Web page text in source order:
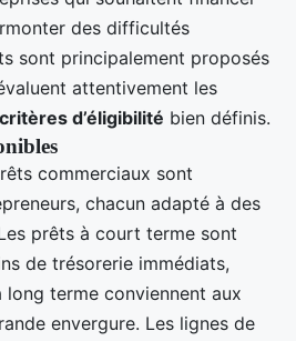
des difficultés
sont principalement proposés
attentivement les
critères d’éligibilité bien définis.
commerciaux sont
chacun adapté à des
prêts à court terme sont
de trésorerie immédiats,
terme conviennent aux
envergure. Les lignes de